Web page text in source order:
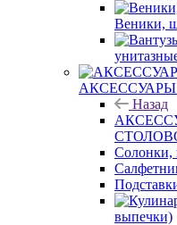
Веники,
Назад
Солонки,
выпечки)